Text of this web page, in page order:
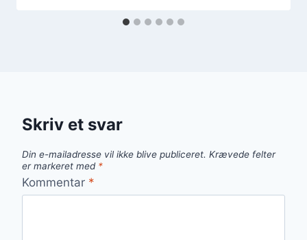
Skriv et svar
Din e-mailadresse vil ikke blive publiceret. Krævede felter
er markeret med *
Kommentar *